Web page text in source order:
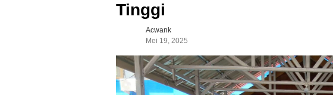
Tinggi
Acwank
Mei 19, 2025